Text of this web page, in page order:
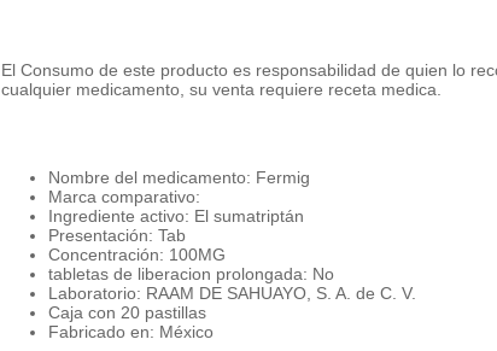
El Consumo de este producto es responsabilidad de quien lo
cualquier medicamento, su venta requiere receta medica.
Nombre del medicamento: Fermig
Marca comparativo:
Ingrediente activo: El sumatriptán
Presentación: Tab
Concentración: 100MG
tabletas de liberacion prolongada: No
Laboratorio: RAAM DE SAHUAYO, S. A. de C. V.
Caja con 20 pastillas
Fabricado en: México